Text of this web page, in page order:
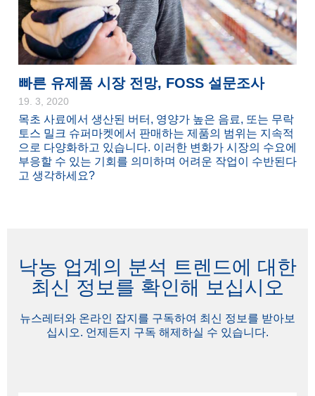
빠른 유제품 시장 전망, FOSS 설문조사
19. 3, 2020
목초 사료에서 생산된 버터, 영양가 높은 음료, 또는 무락
토스 밀크 슈퍼마켓에서 판매하는 제품의 범위는 지속적
으로 다양화하고 있습니다. 이러한 변화가 시장의 수요에
부응할 수 있는 기회를 의미하며 어려운 작업이 수반된다
고 생각하세요?
낙농 업계의 분석 트렌드에 대한
최신 정보를 확인해 보십시오
뉴스레터와 온라인 잡지를 구독하여 최신 정보를 받아보
십시오. 언제든지 구독 해제하실 수 있습니다.